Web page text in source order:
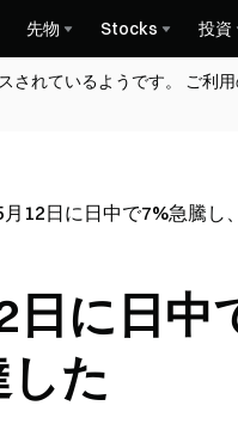
先物 Stocks 投資
されているようです。 ご利
月12日に日中で7%急騰し
日に日中
た